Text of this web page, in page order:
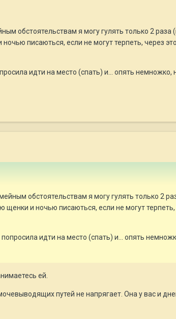
обстоятельствам я могу гулять только 2
писаються, если не могут терпеть, через
идти на место (спать) и... опять немножко,
обстоятельствам я могу гулять только 2
и ночью писаються, если не могут
идти на место (спать) и... опять
ей.
путей не напрягает. Она у вас и